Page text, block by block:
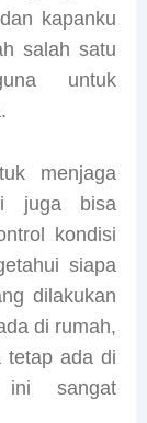
kapanku
salah satu
untuk
menjaga
juga bisa
kondisi
siapa
dilakukan
di rumah,
tetap ada di
sangat